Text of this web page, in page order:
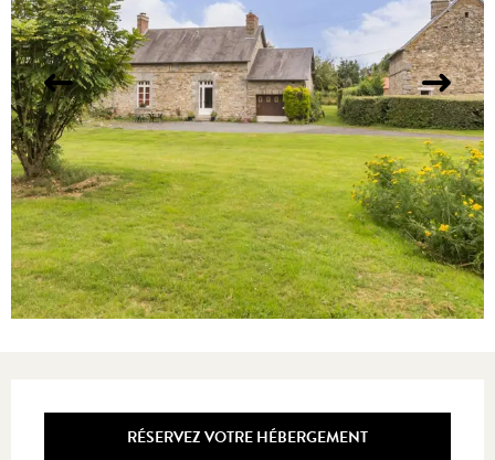
RÉSERVEZ VOTRE HÉBERGEMENT